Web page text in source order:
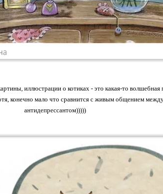
иллюстрации о котиках - это какая-то волшебная
конечно мало что сравнится с живым общением
антидепрессантом)))))